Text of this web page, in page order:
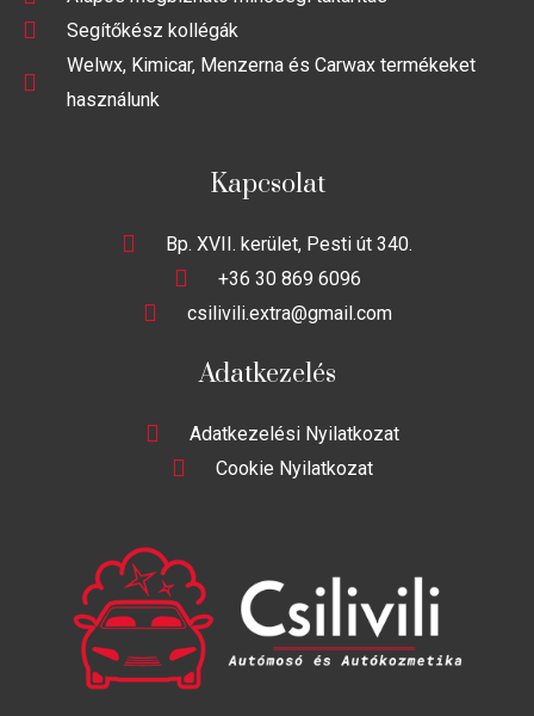
Kapcsolat
Bp. XVII. kerület, Pesti út 340.
+36 30 869 6096
csilivili.extra@gmail.com
Adatkezelés
Adatkezelési Nyilatkozat
Cookie Nyilatkozat
Segítőkész kollégák
Welwx, Kimicar, Menzerna és Carwax termékeket
használunk